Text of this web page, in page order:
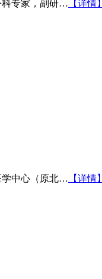
专家，副研… 【详情】
中心（原北… 【详情】